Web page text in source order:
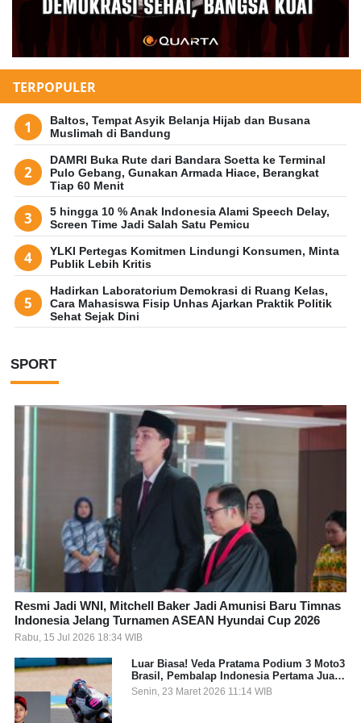
TERPOPULER
Baltos, Tempat Asyik Belanja Hijab dan Busana
Muslimah di Bandung
DAMRI Buka Rute dari Bandara Soetta ke Terminal
Pulo Gebang, Gunakan Armada Hiace, Berangkat
Tiap 60 Menit
5 hingga 10 % Anak Indonesia Alami Speech Delay,
Screen Time Jadi Salah Satu Pemicu
YLKI Pertegas Komitmen Lindungi Konsumen, Minta
Publik Lebih Kritis
Hadirkan Laboratorium Demokrasi di Ruang Kelas,
Cara Mahasiswa Fisip Unhas Ajarkan Praktik Politik
Sehat Sejak Dini
SPORT
Resmi Jadi WNI, Mitchell Baker Jadi Amunisi Baru Timnas
Indonesia Jelang Turnamen ASEAN Hyundai Cup 2026
Rabu, 15 Jul 2026 18:34 WIB
Luar Biasa! Veda Pratama Podium 3 Moto3
Brasil, Pembalap Indonesia Pertama Juara
Grand Prix
Senin, 23 Maret 2026 11:14 WIB